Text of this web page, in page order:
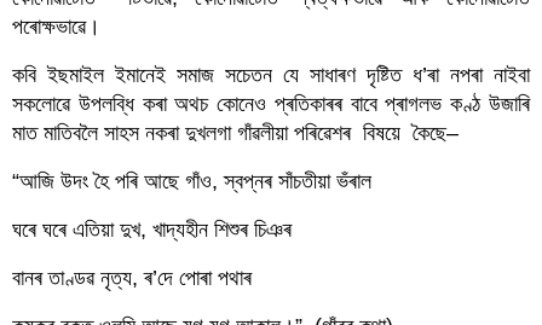
পৰোক্ষভাৱে।
কবি ইছমাইল ইমানেই সমাজ সচেতন যে সাধাৰণ দৃষ্টিত ধ’ৰা নপৰা নাইবা
সকলোৱে উপলব্ধি কৰা অথচ কোনেও প্ৰতিকাৰৰ বাবে প্ৰাগলভ কণ্ঠ উজাৰি
মাত মাতিবলৈ সাহস নকৰা দুখলগা গাঁৱলীয়া পৰিৱেশৰ  বিষয়ে  কৈছে–
“আজি উদং হৈ পৰি আছে গাঁও, স্বপ্নৰ সাঁচতীয়া ভঁৰাল
ঘৰে ঘৰে এতিয়া দুখ, খাদ্যহীন শিশুৰ চিঞৰ
বানৰ তাণ্ডৱ নৃত্য, ৰ’দে পোৰা পথাৰ